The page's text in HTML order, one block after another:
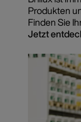
Produkten
Finden Sie
Jetzt